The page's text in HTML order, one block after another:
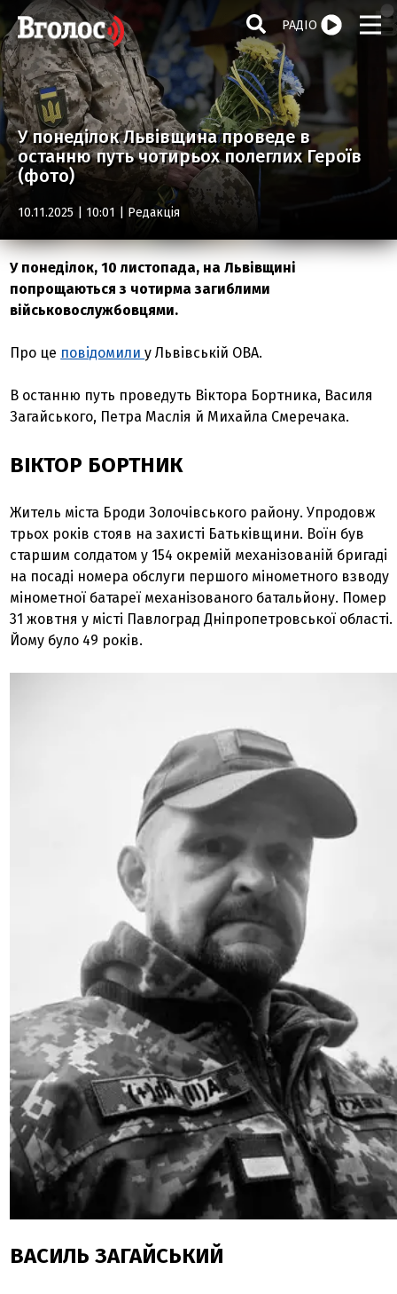
РАДІО
У понеділок Львівщина проведе в
останню путь чотирьох полеглих Героїв
(фото)
10.11.2025 | 10:01 | Редакція
У понеділок, 10 листопада, на Львівщині
попрощаються з чотирма загиблими
військовослужбовцями.
Про це повідомилиу Львівській ОВА.
В останню путь проведуть Віктора Бортника, Василя
Загайського, Петра Маслія й Михайла Смеречака.
ВІКТОР БОРТНИК
Житель міста Броди Золочівського району. Упродовж
трьох років стояв на захисті Батьківщини. Воїн був
старшим солдатом у 154 окремій механізованій бригаді
на посаді номера обслуги першого мінометного взводу
мінометної батареї механізованого батальйону. Помер
31 жовтня у місті Павлоград Дніпропетровської області.
Йому було 49 років.
ВАСИЛЬ ЗАГАЙСЬКИЙ